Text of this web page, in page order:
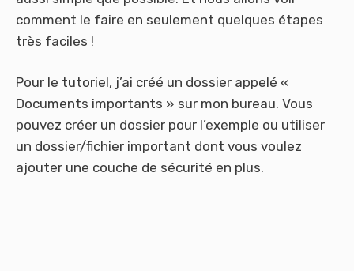
comment le faire en seulement quelques étapes
très faciles !
Pour le tutoriel, j’ai créé un dossier appelé «
Documents importants » sur mon bureau. Vous
pouvez créer un dossier pour l’exemple ou utiliser
un dossier/fichier important dont vous voulez
ajouter une couche de sécurité en plus.